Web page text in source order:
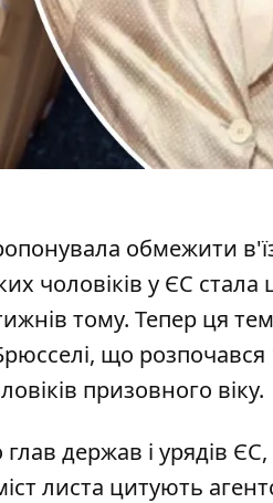
обмежити
чоловіків у ЄС
тому. Тепер ця
що
призовного віку.
держав і урядів
листа цитують